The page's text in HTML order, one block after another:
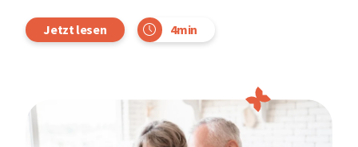
Jetzt lesen 4min